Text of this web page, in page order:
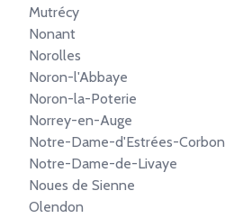
Mutrécy
Nonant
Norolles
Noron-l'Abbaye
Noron-la-Poterie
Norrey-en-Auge
Notre-Dame-d'Estrées-Corbon
Notre-Dame-de-Livaye
Noues de Sienne
Olendon